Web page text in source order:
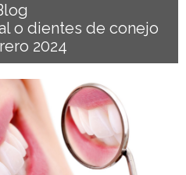
o dientes de conejo
2024